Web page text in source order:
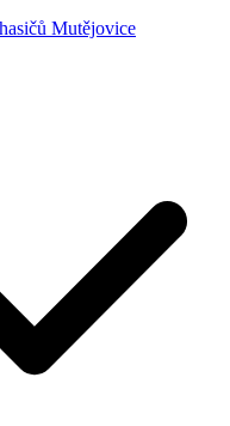
Mutějovice